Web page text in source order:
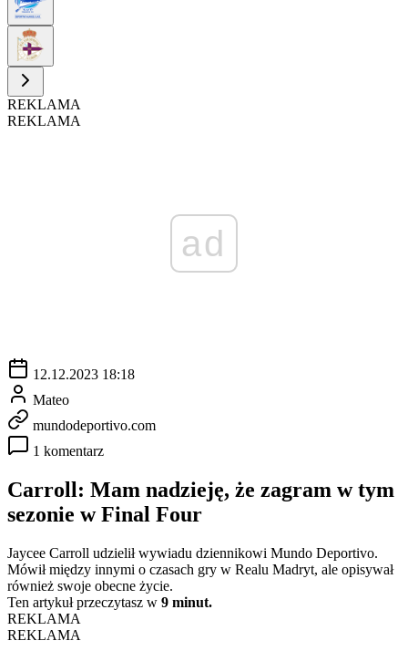
REKLAMA
REKLAMA
ad
12.12.2023 18:18
Mateo
mundodeportivo.com
1 komentarz
Carroll: Mam nadzieję, że zagram w tym
sezonie w Final Four
Jaycee Carroll udzielił wywiadu dziennikowi Mundo Deportivo.
Mówił między innymi o czasach gry w Realu Madryt, ale opisywał
również swoje obecne życie.
Ten artykuł przeczytasz w 9 minut.
REKLAMA
REKLAMA